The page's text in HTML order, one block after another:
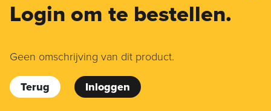
Login om te bestellen.
Geen omschrijving van dit product.
Terug Inloggen